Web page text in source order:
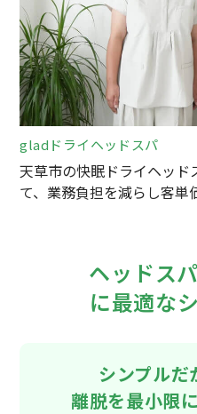
gladドライヘッドスパ
天草市の快眠ドライヘッド
て、業務負担を減らし客単
ヘッドス
に最適な
シンプルだ
離脱を最小限